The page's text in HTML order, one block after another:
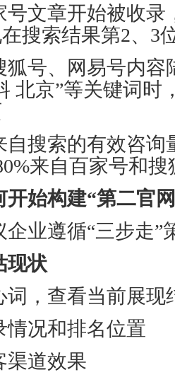
号文章开始被收录
搜索结果第2、3
狐号、网易号内容
北京”等关键词时
自搜索的有效咨询
来自百家号和
开始构建“第二官
业遵循“三步走”
现状
词，查看当前展现
情况和排名位置
渠道效果